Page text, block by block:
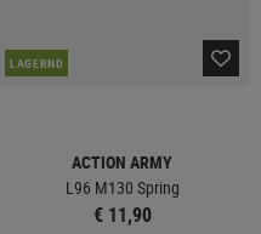
LAGERND
ACTION ARMY
L96 M130 Spring
€ 11,90